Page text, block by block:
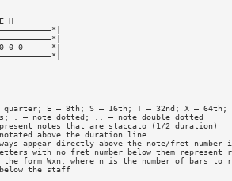
H
quarter; E — 8th; S — 16th; T — 32nd; X — 64th;
. — note dotted; .. — note double dotted
notes that are staccato (1/2 duration)
above the duration line
appear directly above the note/fret number
with no fret number below them represent
form Wxn, where n is the number of bars to
below the staff